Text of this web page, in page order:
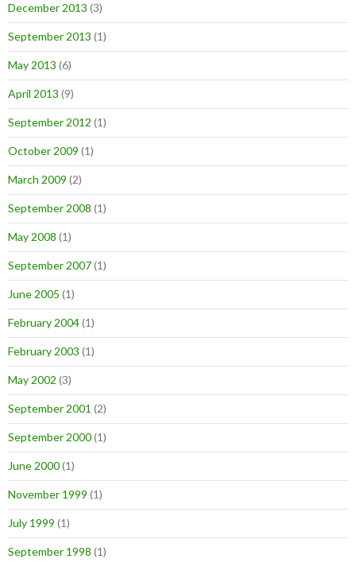
December 2013 (3)
September 2013 (1)
May 2013 (6)
April 2013 (9)
September 2012 (1)
October 2009 (1)
March 2009 (2)
September 2008 (1)
May 2008 (1)
September 2007(1)
June 2005 (1)
February 2004(1)
February 2003 (1)
May 2002 (3)
September 2001 (2)
September 2000(1)
June 2000(1)
November 1999 (1)
July 1999 (1)
September 1998 (1)